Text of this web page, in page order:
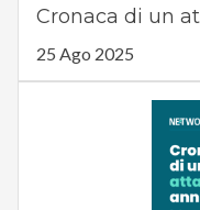
Cronaca di un
25 Ago 2025